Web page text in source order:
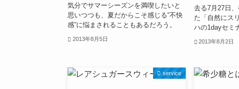
気分でサマーシーズンを満喫したいと
思いつつも、夏だからこそ感じる“不快
感”に悩まされることもあるだろう。
2013年8月5日
去る7月27日
た「自然にス
ハの1dayセミ
2013年8月2日
service